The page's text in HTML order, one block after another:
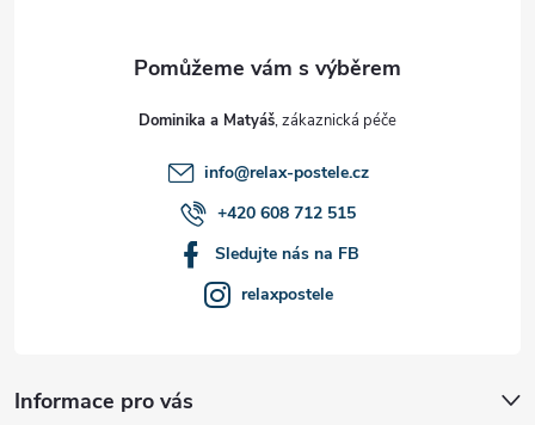
Dominika a Matyáš
info@relax-postele.cz
+420 608 712 515
Sledujte nás na FB
relaxpostele
Informace pro vás